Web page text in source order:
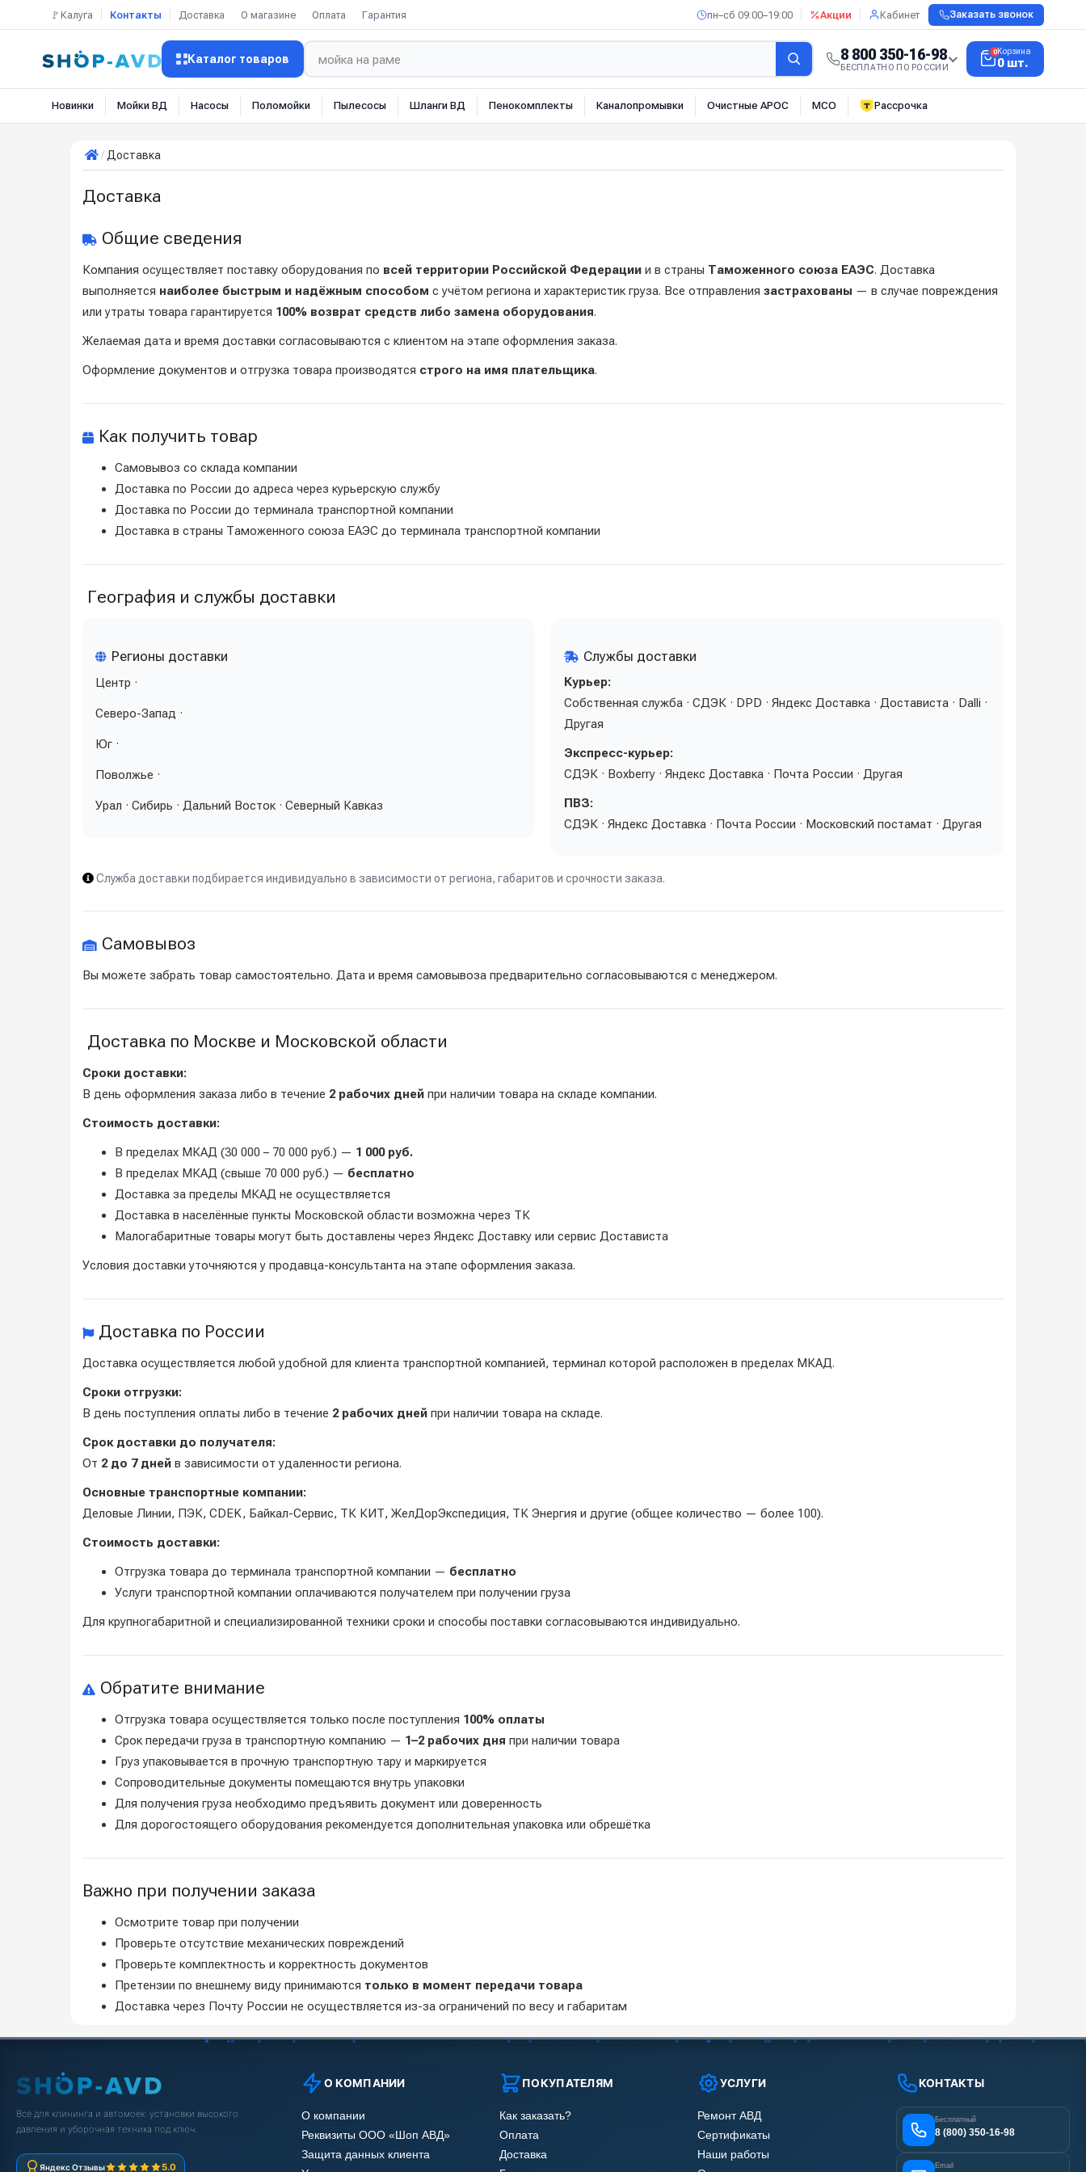
🚩Калуга Контакты Доставка О магазине Оплата Гарантия пн–сб 09:00–19:00 Акции Кабинет Заказать звонок
Каталог товаров 8 800 350-16-98
БЕСПЛАТНО ПО РОССИИ
0Корзина
0 шт.
Новинки Мойки ВД Насосы Поломойки Пылесосы Шланги ВД Пенокомплекты Каналопромывки Очистные АРОС МСО Рассрочка
Доставка
Доставка
Общие сведения
Компания осуществляет поставку оборудования по всей территории Российской Федерации и в страны Таможенного союза ЕАЭС. Доставка
выполняется наиболее быстрым и надёжным способом с учётом региона и характеристик груза. Все отправления застрахованы — в случае повреждения
или утраты товара гарантируется 100% возврат средств либо замена оборудования.
Желаемая дата и время доставки согласовываются с клиентом на этапе оформления заказа.
Оформление документов и отгрузка товара производятся строго на имя плательщика.
Как получить товар
Самовывоз со склада компании
Доставка по России до адреса через курьерскую службу
Доставка по России до терминала транспортной компании
Доставка в страны Таможенного союза ЕАЭС до терминала транспортной компании
География и службы доставки
Регионы доставки
Центр ·
Северо-Запад ·
Юг ·
Поволжье ·
Урал · Сибирь · Дальний Восток · Северный Кавказ
Службы доставки
Курьер:
Собственная служба · СДЭК · DPD · Яндекс Доставка · Достависта · Dalli ·
Другая
Экспресс-курьер:
СДЭК · Boxberry · Яндекс Доставка · Почта России · Другая
ПВЗ:
СДЭК · Яндекс Доставка · Почта России · Московский постамат · Другая
Служба доставки подбирается индивидуально в зависимости от региона, габаритов и срочности заказа.
Самовывоз
Вы можете забрать товар самостоятельно. Дата и время самовывоза предварительно согласовываются с менеджером.
Доставка по Москве и Московской области
Сроки доставки:
В день оформления заказа либо в течение 2 рабочих дней при наличии товара на складе компании.
Стоимость доставки:
В пределах МКАД (30 000 – 70 000 руб.) — 1 000 руб.
В пределах МКАД (свыше 70 000 руб.) — бесплатно
Доставка за пределы МКАД не осуществляется
Доставка в населённые пункты Московской области возможна через ТК
Малогабаритные товары могут быть доставлены через Яндекс Доставку или сервис Достависта
Условия доставки уточняются у продавца-консультанта на этапе оформления заказа.
Доставка по России
Доставка осуществляется любой удобной для клиента транспортной компанией, терминал которой расположен в пределах МКАД.
Сроки отгрузки:
В день поступления оплаты либо в течение 2 рабочих дней при наличии товара на складе.
Срок доставки до получателя:
От 2 до 7 дней в зависимости от удаленности региона.
Основные транспортные компании:
Деловые Линии, ПЭК, CDEK, Байкал-Сервис, ТК КИТ, ЖелДорЭкспедиция, ТК Энергия и другие (общее количество — более 100).
Стоимость доставки:
Отгрузка товара до терминала транспортной компании — бесплатно
Услуги транспортной компании оплачиваются получателем при получении груза
Для крупногабаритной и специализированной техники сроки и способы поставки согласовываются индивидуально.
Обратите внимание
Отгрузка товара осуществляется только после поступления 100% оплаты
Срок передачи груза в транспортную компанию — 1–2 рабочих дня при наличии товара
Груз упаковывается в прочную транспортную тару и маркируется
Сопроводительные документы помещаются внутрь упаковки
Для получения груза необходимо предъявить документ или доверенность
Для дорогостоящего оборудования рекомендуется дополнительная упаковка или обрешётка
Важно при получении заказа
Осмотрите товар при получении
Проверьте отсутствие механических повреждений
Проверьте комплектность и корректность документов
Претензии по внешнему виду принимаются только в момент передачи товара
Доставка через Почту России не осуществляется из-за ограничений по весу и габаритам
Всё для клининга и автомоек: установки высокого
давления и уборочная техника под ключ.
Яндекс Отзывы 5.0
О КОМПАНИИ
О компании
Реквизиты ООО «Шоп АВД»
Защита данных клиента
ПОКУПАТЕЛЯМ
Как заказать?
Оплата
Доставка
УСЛУГИ
Ремонт АВД
Сертификаты
Наши работы
КОНТАКТЫ
Бесплатный
8 (800) 350-16-98
Email